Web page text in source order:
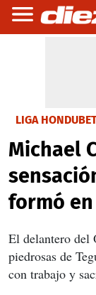
LIGA
Michael
formó
El delantero del
piedrosas de
con trabajo y